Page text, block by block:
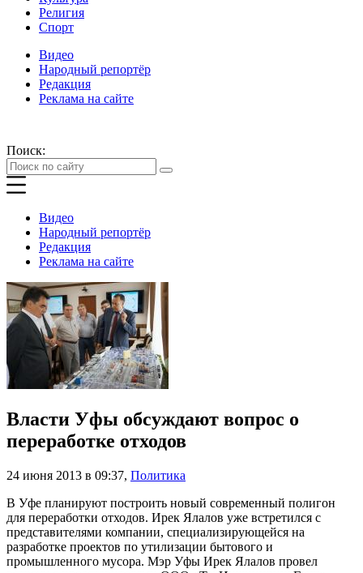
Религия
Спорт
Видео
Народный репортёр
Редакция
Реклама на сайте
Поиск:
Видео
Народный репортёр
Редакция
Реклама на сайте
Власти Уфы обсуждают вопрос о
переработке отходов
24 июня 2013 в 09:37, Политика
В Уфе планируют построить новый современный полигон
для переработки отходов. Ирек Ялалов уже встретился с
представителями компании, специализирующейся на
разработке проектов по утилизации бытового и
промышленного мусора. Мэр Уфы Ирек Ялалов провел